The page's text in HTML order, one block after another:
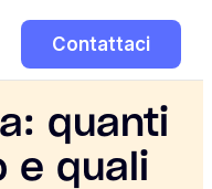
Contattaci
quanti
e quali